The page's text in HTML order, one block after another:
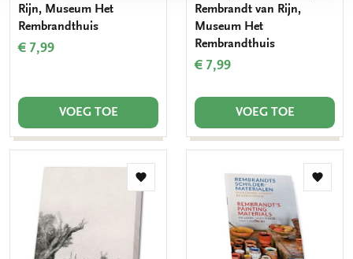
Rijn, Museum Het
Rembrandthuis
€ 7,99
VOEG TOE
Rembrandt van Rijn,
Museum Het
Rembrandthuis
€ 7,99
VOEG TOE
Toevoegen
aan
verlanglijst